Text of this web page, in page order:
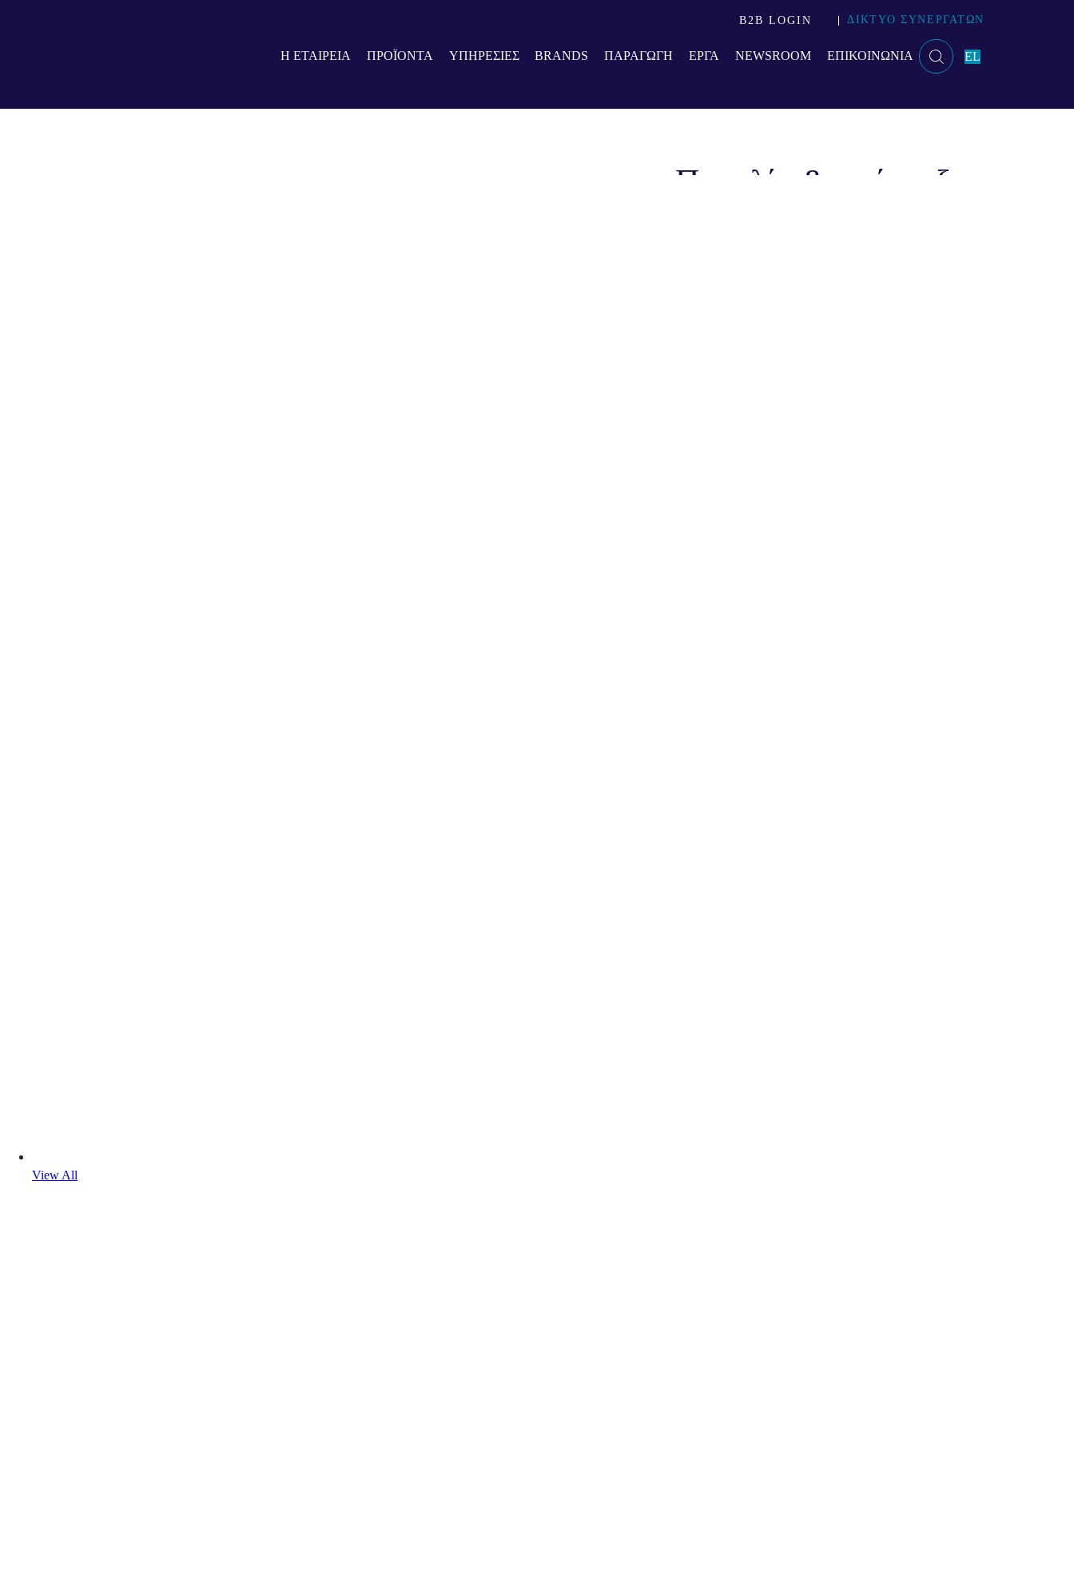
B2B LOGIN ΔΙΚΤΥΟ ΣΥΝΕΡΓΑΤΩΝ
Η ΕΤΑΙΡΕΙΑ ΠΡΟΪΟΝΤΑ ΥΠΗΡΕΣΙΕΣ BRANDS ΠΑΡΑΓΩΓΗ ΕΡΓΑ NEWSROOM ΕΠΙΚΟΙΝΩΝΙΑ EL
Ποικιλία & ανάπτυξη
View All